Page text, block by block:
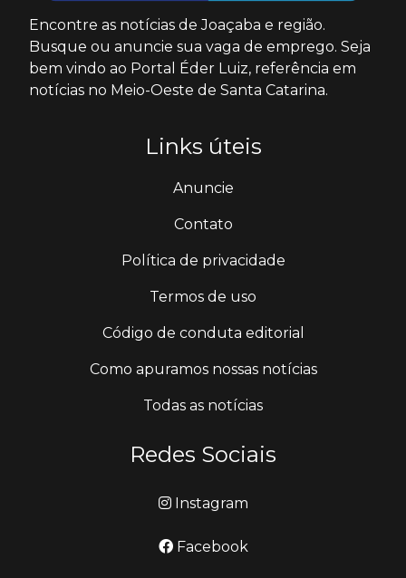
Encontre as notícias de Joaçaba e região.
Busque ou anuncie sua vaga de emprego. Seja
bem vindo ao Portal Éder Luiz, referência em
notícias no Meio-Oeste de Santa Catarina.
Links úteis
Anuncie
Contato
Política de privacidade
Termos de uso
Código de conduta editorial
Como apuramos nossas notícias
Todas as notícias
Redes Sociais
Instagram
Facebook